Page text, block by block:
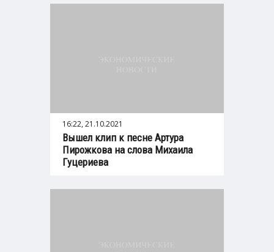
16:22, 21.10.2021
Вышел клип к песне Артура
Пирожкова на слова Михаила
Гуцериева